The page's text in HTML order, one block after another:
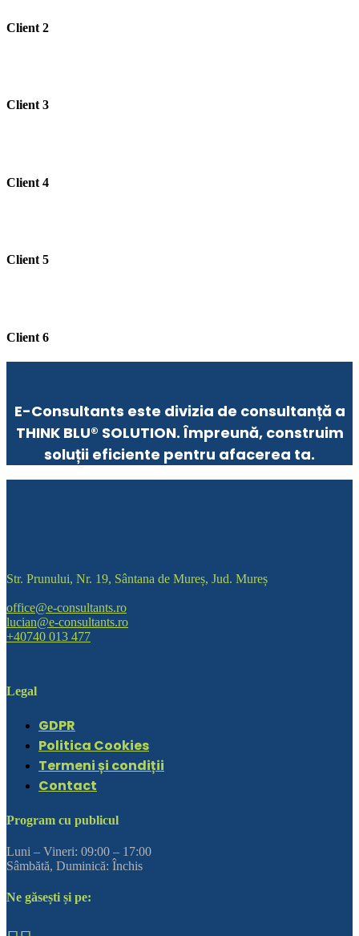
Client 2
Client 3
Client 4
Client 5
Client 6
E-Consultants este divizia de consultanță a
THINK BLU® SOLUTION. Împreună, construim
soluții eficiente pentru afacerea ta.
Str. Prunului, Nr. 19, Sântana de Mureș, Jud. Mureș
office@e-consultants.ro
lucian@e-consultants.ro
+40740 013 477
Legal
GDPR
Politica Cookies
Termeni și condiții
Contact
Program cu publicul
Luni – Vineri: 09:00 – 17:00
Sâmbătă, Duminică: Închis
Ne găsești și pe: